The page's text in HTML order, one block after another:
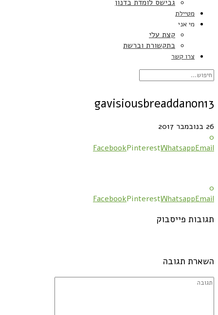
גבישס לומדת בדנון
מטיילת
מי אני
קצת עלי
בתקשורת וברשת
צרו קשר
gavisiousbreaddanon13
26 בנובמבר 2017
0
FacebookPinterestWhatsappEmail
0
FacebookPinterestWhatsappEmail
תגובות פייסבוק
השארת תגובה